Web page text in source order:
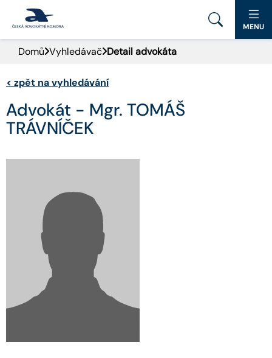
PORTÁL ČAK
DOMŮ
AKTUALITY
ADVOKÁTNÍ DENÍK
KONTAKT
MENU
Domů Vyhledávač Detail advokáta
< zpět na vyhledávání
Advokát - Mgr. TOMÁŠ
TRÁVNÍČEK